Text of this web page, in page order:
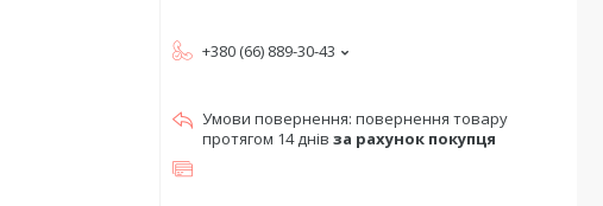
+380 (66) 889-30-43
повернення товару
протягом 14 днів за рахунок покупця